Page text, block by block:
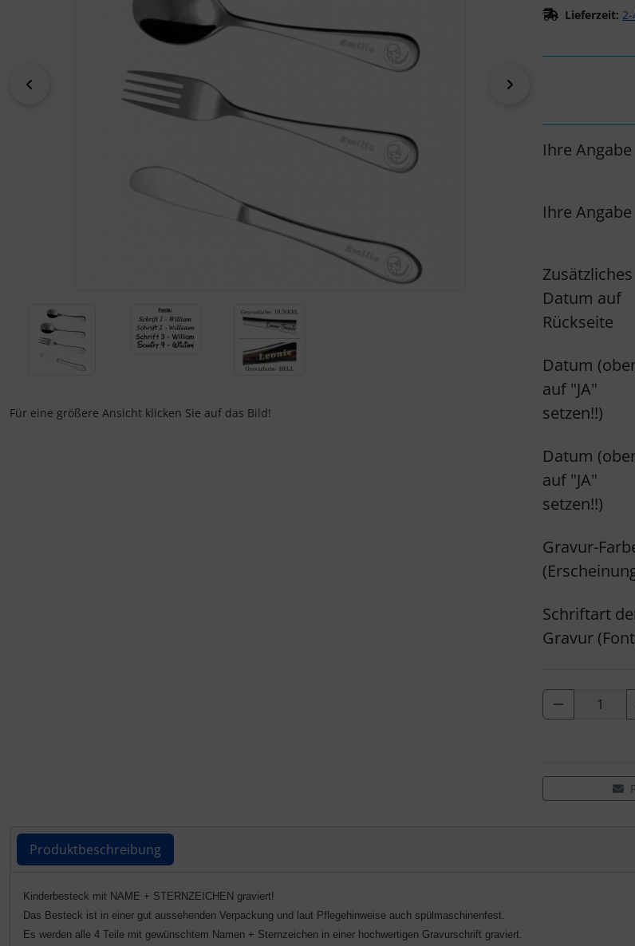
Lieferzeit:
Für eine größere Ansicht klicken Sie auf das Bild!
Ihre Angabe
Ihre Angabe
Zusätzliches
Datum auf
Rückseite
Datum
auf "JA"
setzen!!)
Datum
auf "JA"
setzen!!)
Gravur-
Schriftart
Gravur
Produktbeschreibung
Produktbeschreibung
Kinderbesteck mit NAME + STERNZEICHEN graviert!
Das Besteck ist in einer gut aussehenden Verpackung und laut Pflegehinweise auch spülmaschinenfest.
Es werden alle 4 Teile mit gewünschtem Namen + Sternzeichen in einer hochwertigen Gravurschrift graviert.